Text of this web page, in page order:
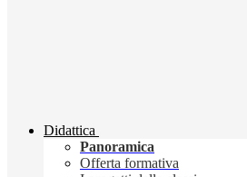
Didattica
Panoramica
Offerta formativa